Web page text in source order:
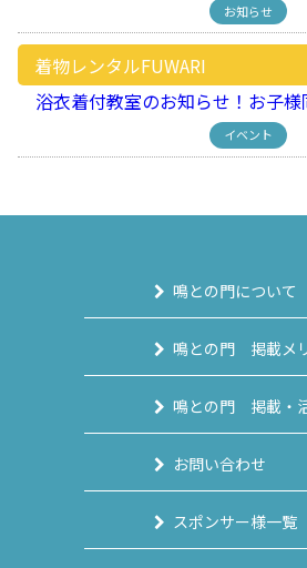
お知らせ
着物レンタルFUWARI
浴衣着付教室のお知らせ！お子様
イベント
鳴との門について
鳴との門 掲載メ
鳴との門 掲載・
お問い合わせ
スポンサー様一覧